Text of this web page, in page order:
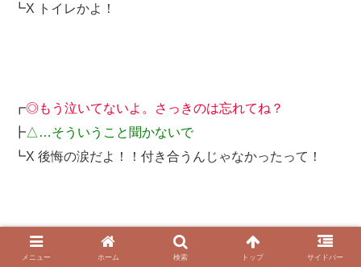
┗X トイレかよ！
┏◎もう泣いてないよ。さっきのは忘れてね？
┣△…そういうこと聞かないで
┗X 後悔の涙だよ！！付き合うんじゃなかったって！
┏◎無理しなくていいよ？私は和也くんを信じてるから
メニュー ホーム 検索 トップ サイドバー